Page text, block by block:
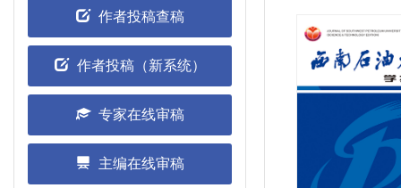
作者投稿查稿
作者投稿（新系统）
专家在线审稿
主编在线审稿